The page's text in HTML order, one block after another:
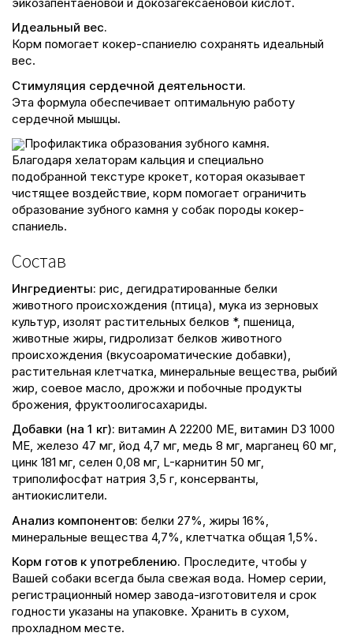
Идеальный вес.
Корм помогает кокер-спаниелю сохранять идеальный
вес.
Стимуляция сердечной деятельности.
Эта формула обеспечивает оптимальную работу
сердечной мышцы.
Профилактика образования зубного камня.
Благодаря хелаторам кальция и специально
подобранной текстуре крокет, которая оказывает
чистящее воздействие, корм помогает ограничить
образование зубного камня у собак породы кокер-
спаниель.
Состав
Ингредиенты: рис, дегидратированные белки
животного происхождения (птица), мука из зерновых
культур, изолят растительных белков *, пшеница,
животные жиры, гидролизат белков животного
происхождения (вкусоароматические добавки),
растительная клетчатка, минеральные вещества, рыбий
жир, соевое масло, дрожжи и побочные продукты
брожения, фруктоолигосахариды.
Добавки (на 1 кг): витамин A 22200 ME, витамин D3 1000
ME, железо 47 мг, йод 4,7 мг, медь 8 мг, марганец 60 мг,
цинк 181 мг, сeлeн 0,08 мг, L-карнитин 50 мг,
триполифосфат натрия 3,5 г, консерванты,
антиокислители.
Анализ компонентов: белки 27%, жиры 16%,
минеральные вещества 4,7%, клетчатка общая 1,5%.
Корм готов к употреблению. Проследите, чтобы у
Вашей собаки всегда была свежая вода. Номер серии,
регистрационный номер завода-изготовителя и срок
годности указаны на упаковке. Хранить в сухом,
прохладном месте.